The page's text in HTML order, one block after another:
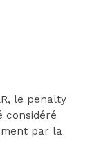
le penalty
considéré
par la